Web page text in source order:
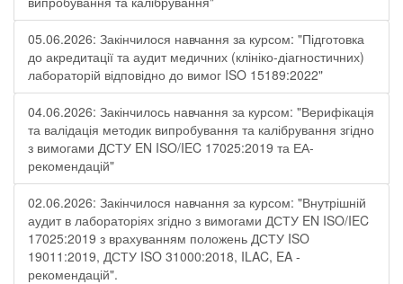
05.06.2026: Закінчилося навчання за курсом: "Підготовка
до акредитації та аудит медичних (клініко-діагностичних)
лабораторій відповідно до вимог ISO 15189:2022"
04.06.2026: Закінчилось навчання за курсом: "Верифікація
та валідація методик випробування та калібрування згідно
з вимогами ДСТУ EN ISO/IEC 17025:2019 та ЕА-
рекомендацій"
02.06.2026: Закінчилося навчання за курсом: "Внутрішній
аудит в лабораторіях згідно з вимогами ДСТУ EN ISO/IEC
17025:2019 з врахуванням положень ДСТУ ISO
19011:2019, ДСТУ ISO 31000:2018, ILAC, EA -
рекомендацій".